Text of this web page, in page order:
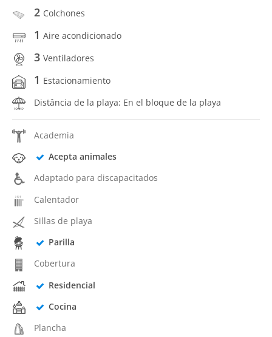
2 Colchones
1 Aire acondicionado
3 Ventiladores
1 Estacionamiento
Distância de la playa: En el bloque de la playa
Academia
Acepta animales
Adaptado para discapacitados
Calentador
Sillas de playa
Parilla
Cobertura
Residencial
Cocina
Plancha